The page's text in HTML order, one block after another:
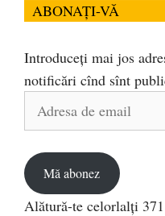
ABONAȚI-VĂ
Introduceți mai jos
notificări cînd sînt
Adresa
Mă abonez
Alătură-te celorlalți